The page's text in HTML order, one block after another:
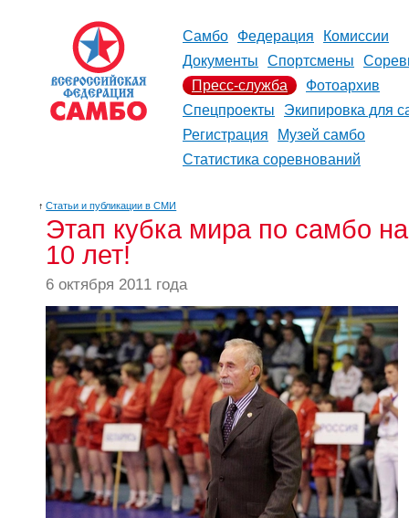
Самбо Федерация
Комиссии
Документы
Спортсмены
Пресс-служба
Фотоархив
Спецпроекты
Экипировка для
Регистрация
Музей самбо
Статистика соревнований
↑ Статьи и публикации в СМИ
Этап кубка мира по самбо
10 лет!
6 октября 2011 года